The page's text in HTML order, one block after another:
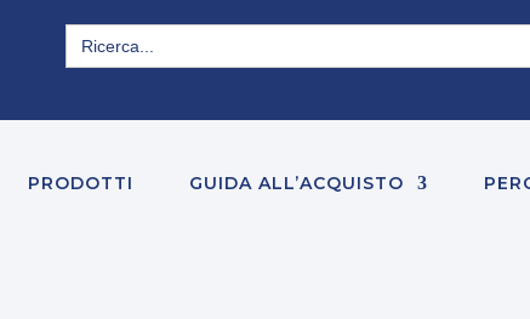
Search
for:
PRODOTTI GUIDA ALL’ACQUISTO